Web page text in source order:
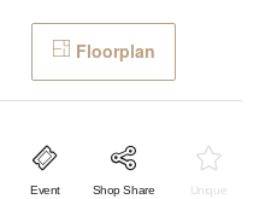
Floorplan
Event Shop Share Unique